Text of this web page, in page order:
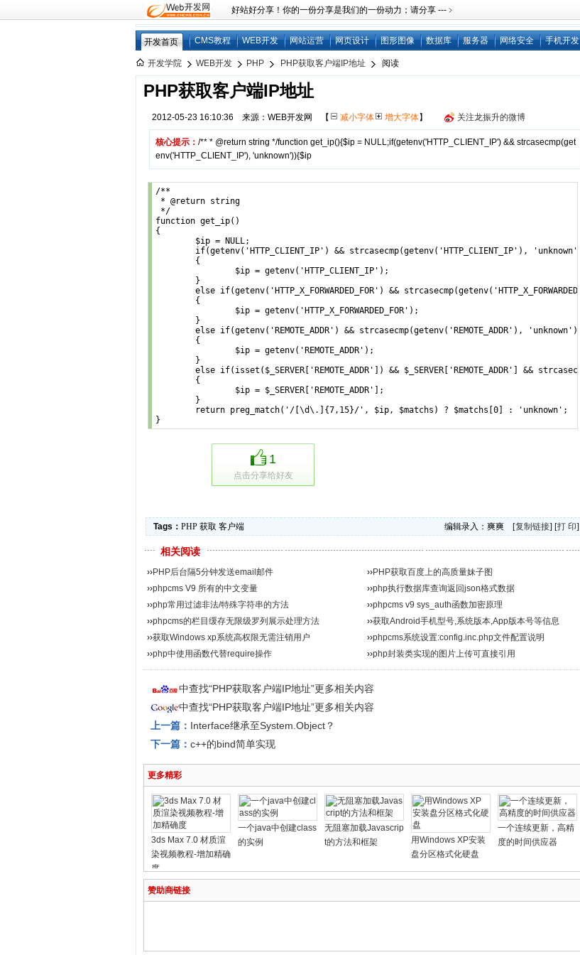
好站好分享！你的一份分享是我们的一份动力；请分享 ---﹥
开发首页 CMS教程 WEB开发 网站运营 网页设计 图形图像 数据库 服务器 网络安全 手机开发
开发学院 WEB开发 PHP PHP获取客户端IP地址 阅读
PHP获取客户端IP地址
2012-05-23 16:10:36 来源：WEB开发网 【 减小字体 增大字体】 关注龙振升的微博
核心提示： /** * @return string */function get_ip(){$ip = NULL;if(getenv('HTTP_CLIENT_IP') && strcasecmp(get
env('HTTP_CLIENT_IP'), 'unknown')){$ip
/**
* @return string
*/
function get_ip()
{
1
点击分享给好友
Tags： PHP 获取 客户端 编辑录入：爽爽 [复制链接] [打 印]
相关阅读
››PHP后台隔5分钟发送email邮件 ››PHP获取百度上的高质量妹子图
››phpcms V9 所有的中文变量 ››php执行数据库查询返回json格式数据
››php常用过滤非法/特殊字符串的方法 ››phpcms v9 sys_auth函数加密原理
››phpcms的栏目缓存无限级罗列展示处理方法 ››获取Android手机型号,系统版本,App版本号等信息
››获取Windows xp系统高权限无需注销用户 ››phpcms系统设置:config.inc.php文件配置说明
››php中使用函数代替require操作 ››php封装类实现的图片上传可直接引用
中查找“PHP获取客户端IP地址”更多相关内容
中查找“PHP获取客户端IP地址”更多相关内容
上一篇： Interface继承至System.Object？
下一篇： c++的bind简单实现
更多精彩
3ds Max 7.0 材质渲
染视频教程-增加精确
度
一个java中创建class
的实例
无阻塞加载Javascrip
t的方法和框架
用Windows XP安装
盘分区格式化硬盘
一个连续更新，高精
度的时间供应器
赞助商链接